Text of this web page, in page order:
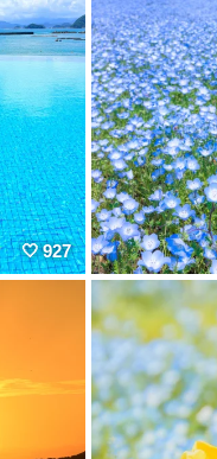
927